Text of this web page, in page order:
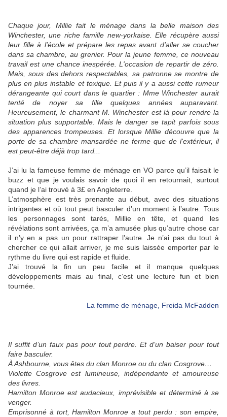
Chaque jour, Millie fait le ménage dans la belle maison des
Winchester, une riche famille new-yorkaise. Elle récupère aussi
leur fille à l'école et prépare les repas avant d'aller se coucher
dans sa chambre, au grenier. Pour la jeune femme, ce nouveau
travail est une chance inespérée. L'occasion de repartir de zéro.
Mais, sous des dehors respectables, sa patronne se montre de
plus en plus instable et toxique. Et puis il y a aussi cette rumeur
dérangeante qui court dans le quartier : Mme Winchester aurait
tenté de noyer sa fille quelques années auparavant.
Heureusement, le charmant M. Winchester est là pour rendre la
situation plus supportable. Mais le danger se tapit parfois sous
des apparences trompeuses. Et lorsque Millie découvre que la
porte de sa chambre mansardée ne ferme que de l'extérieur, il
est peut-être déjà trop tard...
J’ai lu la fameuse femme de ménage en VO parce qu’il faisait le
buzz et que je voulais savoir de quoi il en retournait, surtout
quand je l’ai trouvé à 3£ en Angleterre.
L’atmosphère est très prenante au début, avec des situations
intrigantes et où tout peut basculer d’un moment à l’autre. Tous
les personnages sont tarés, Millie en tête, et quand les
révélations sont arrivées, ça m’a amusée plus qu’autre chose car
il n’y en a pas un pour rattraper l’autre. Je n’ai pas du tout à
chercher ce qui allait arriver, je me suis laissée emporter par le
rythme du livre qui est rapide et fluide.
J’ai trouvé la fin un peu facile et il manque quelques
développements mais au final, c’est une lecture fun et bien
tournée.
La femme de ménage, Freida McFadden
Il suffit d’un faux pas pour tout perdre. Et d’un baiser pour tout
faire basculer.
À Ashbourne, vous êtes du clan Monroe ou du clan Cosgrove…
Violette Cosgrove est lumineuse, indépendante et amoureuse
des livres.
Hamilton Monroe est audacieux, imprévisible et déterminé à se
venger.
Emprisonné à tort, Hamilton Monroe a tout perdu : son empire,